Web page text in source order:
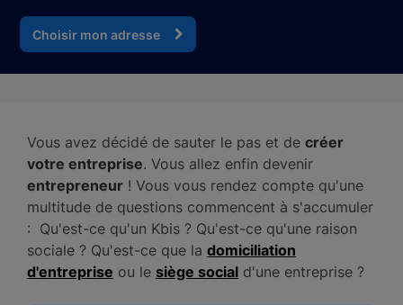
Choisir mon adresse
Vous avez décidé de sauter le pas et de créer
votre entreprise. Vous allez enfin devenir
entrepreneur ! Vous vous rendez compte qu'une
multitude de questions commencent à s'accumuler
: Qu'est-ce qu'un Kbis ? Qu'est-ce qu'une raison
sociale ? Qu'est-ce que la domiciliation
d'entreprise ou le siège social d'une entreprise ?